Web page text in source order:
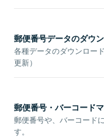
郵便番号データのダウ
各種データのダウンロー
更新）
郵便番号・バーコード
郵便番号や、バーコード
す。